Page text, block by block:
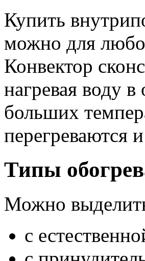
Купить
можно для
Конвектор
нагревая воду
больших
перегреваются
Типы
Можно
с